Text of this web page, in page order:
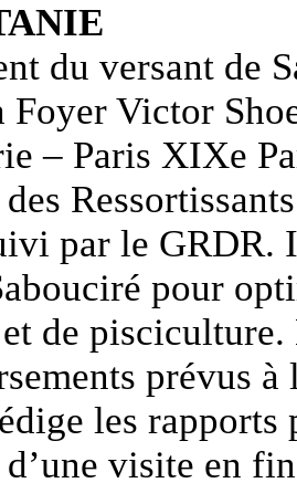
du versant de
Foyer Victor
– Paris XIXe
par le GRDR.
pour
de
prévus
les
visite en